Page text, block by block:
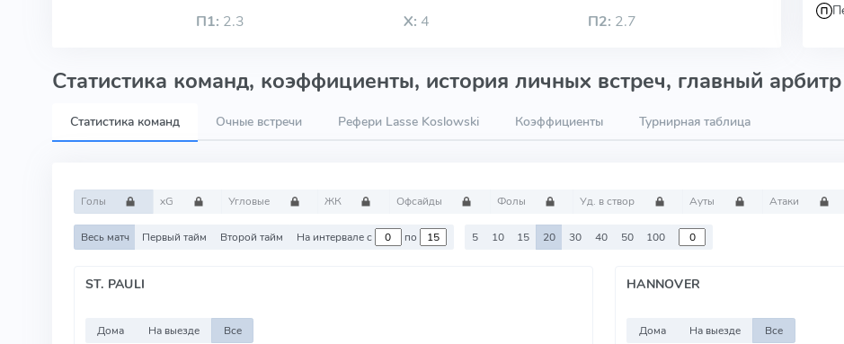
П1: 2.3 Х: 4 П2: 2.7
Статистика команд, коэффициенты, история личных встреч, главный
Статистика команд Очные встречи Рефери Lasse Koslowski Коэффициенты Турнирная таблица
Голы xG Угловые ЖК Офсайды Фолы Уд. в створ Ауты Атаки
Весь матч Первый тайм Второй тайм На интервале с по 5 10 15 20 30 40 50 100
ST. PAULI
Дома На выезде Все
HANNOVER
Дома На выезде Все